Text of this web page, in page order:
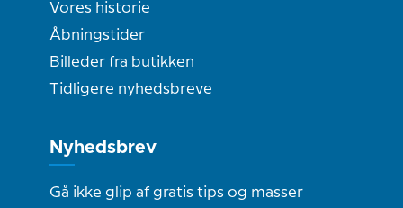
Vores historie
Åbningstider
Billeder fra butikken
Tidligere nyhedsbreve
Nyhedsbrev
Gå ikke glip af gratis tips og masser